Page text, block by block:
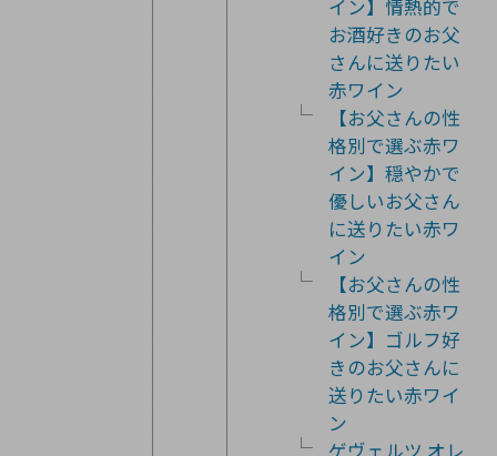
イン】情熱的で
お酒好きのお父
さんに送りたい
赤ワイン
【お父さんの性
格別で選ぶ赤ワ
イン】穏やかで
優しいお父さん
に送りたい赤ワ
イン
【お父さんの性
格別で選ぶ赤ワ
イン】ゴルフ好
きのお父さんに
送りたい赤ワイ
ン
ゲヴェルツ オレ